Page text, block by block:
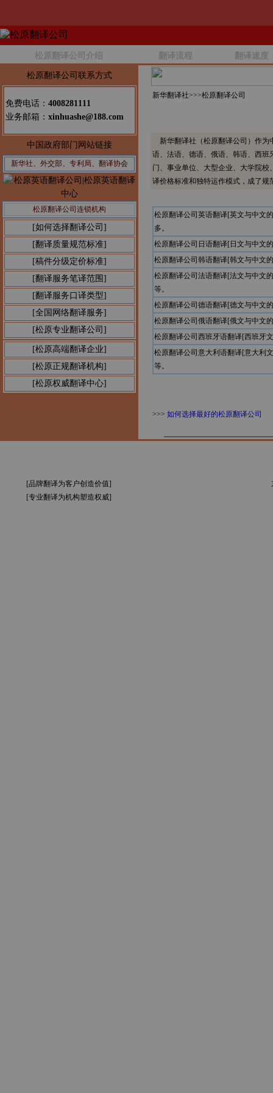
松原翻译公司介绍 翻译流程 翻译速度
松原翻译公司联系方式
免费电话： 4008281111
业务邮箱： xinhuashe@188.com
中国政府部门网站链接
新华社、外交部、专利局、翻译协会
松原翻译公司连锁机构
[如何选择翻译公司]
[翻译质量规范标准]
[稿件分级定价标准]
[翻译服务笔译范围]
[翻译服务口译类型]
[全国网络翻译服务]
[松原专业翻译公司]
[松原高端翻译企业]
[松原正规翻译机构]
[松原权威翻译中心]
新华翻译社>>>松原翻译公司
新华翻译社（松原翻译公司）作为
语、法语、德语、俄语、韩语、西
门、事业单位、大型企业、大学院
译价格标准和独特运作模式，成了
松原翻译公司英语翻译[英文与中文
多。
松原翻译公司日语翻译[日文与中文
松原翻译公司韩语翻译[韩文与中文
松原翻译公司法语翻译[法文与中文
等。
松原翻译公司德语翻译[德文与中文
松原翻译公司俄语翻译[俄文与中文
松原翻译公司西班牙语翻译[西班牙
松原翻译公司意大利语翻译[意大利
等。
>>> 如何选择最好的松原翻译公司
[品牌翻译为客户创造价值]
[专业翻译为机构塑造权威]